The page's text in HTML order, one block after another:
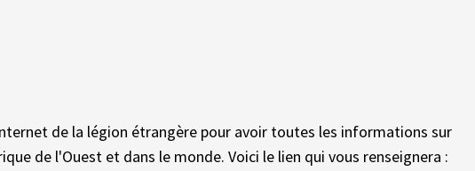
de la légion étrangère pour avoir toutes les informations sur
de l'Ouest et dans le monde. Voici le lien qui vous renseignera :